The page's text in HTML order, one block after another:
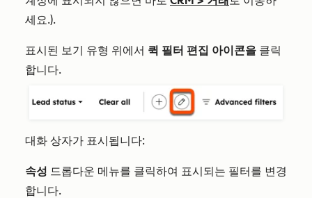
세요.).
표시된 보기 유형 위에서 퀵 필터 편집 아이콘을 클릭
합니다.
대화 상자가 표시됩니다:
속성 드롭다운 메뉴를 클릭하여 표시되는 필터를 변경
합니다.